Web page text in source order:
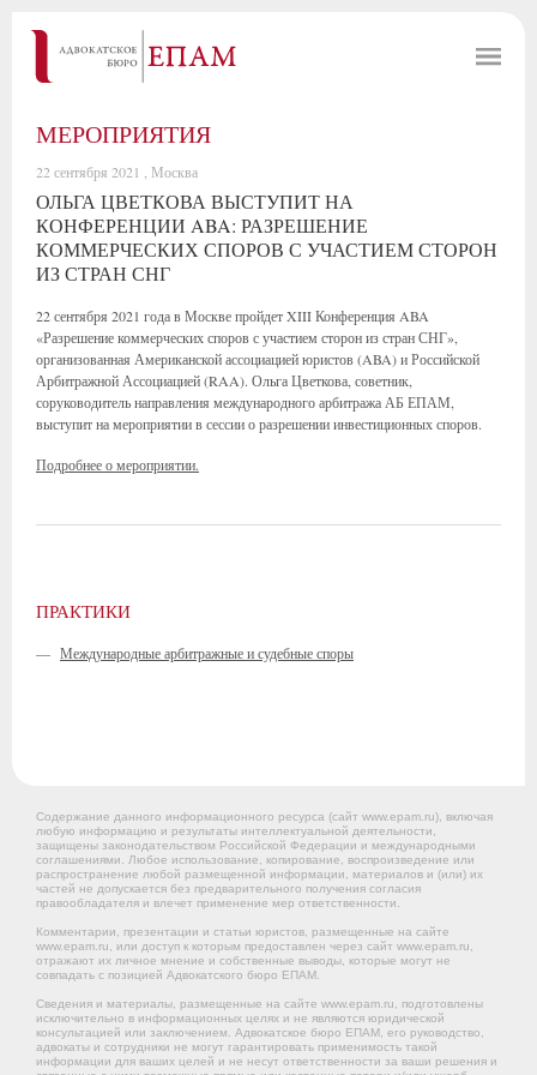
МЕРОПРИЯТИЯ
22 сентября 2021 , Москва
ОЛЬГА ЦВЕТКОВА ВЫСТУПИТ НА
КОНФЕРЕНЦИИ ABA: РАЗРЕШЕНИЕ
КОММЕРЧЕСКИХ СПОРОВ С УЧАСТИЕМ СТОРОН
ИЗ СТРАН СНГ
22 сентября 2021 года в Москве пройдет XIII Конференция ABA
«Разрешение коммерческих споров с участием сторон из стран СНГ»,
организованная Американской ассоциацией юристов (ABA) и Российской
Арбитражной Ассоциацией (RAA). Ольга Цветкова, советник,
соруководитель направления международного арбитража АБ ЕПАМ,
выступит на мероприятии в сессии о разрешении инвестиционных споров.
Подробнее о мероприятии.
ПРАКТИКИ
— Международные арбитражные и судебные споры
Содержание данного информационного ресурса (сайт www.epam.ru), включая
любую информацию и результаты интеллектуальной деятельности,
защищены законодательством Российской Федерации и международными
соглашениями. Любое использование, копирование, воспроизведение или
распространение любой размещенной информации, материалов и (или) их
частей не допускается без предварительного получения согласия
правообладателя и влечет применение мер ответственности.
Комментарии, презентации и статьи юристов, размещенные на сайте
www.epam.ru, или доступ к которым предоставлен через сайт www.epam.ru,
отражают их личное мнение и собственные выводы, которые могут не
совпадать с позицией Адвокатского бюро ЕПАМ.
Сведения и материалы, размещенные на сайте www.epam.ru, подготовлены
исключительно в информационных целях и не являются юридической
консультацией или заключением. Адвокатское бюро ЕПАМ, его руководство,
адвокаты и сотрудники не могут гарантировать применимость такой
информации для ваших целей и не несут ответственности за ваши решения и